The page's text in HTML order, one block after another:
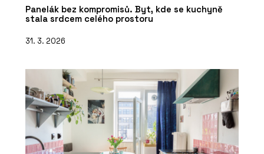
Panelák bez kompromisů. Byt, kde se kuchyně
stala srdcem celého prostoru
31. 3. 2026